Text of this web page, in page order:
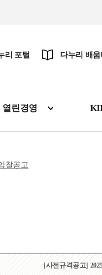
리 포털 다누리 배움
열린경영
찰공고
[사전규격공고]